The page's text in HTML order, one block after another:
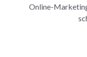
Online-